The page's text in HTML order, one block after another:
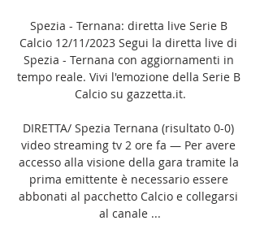
Spezia - Ternana: diretta live Serie B
Calcio 12/11/2023 Segui la diretta live di
Spezia - Ternana con aggiornamenti in
tempo reale. Vivi l'emozione della Serie B
Calcio su gazzetta.it.
DIRETTA/ Spezia Ternana (risultato 0-0)
video streaming tv 2 ore fa — Per avere
accesso alla visione della gara tramite la
prima emittente è necessario essere
abbonati al pacchetto Calcio e collegarsi
al canale ...